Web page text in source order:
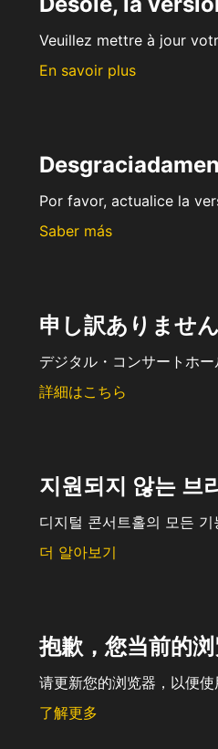
Veuillez mettre à jour
En savoir plus
Por favor, actualice la
Saber más
申し訳ありませ
デジタル・コンサートホ
詳細はこちら
지원되지 않는 브
디지털 콘서트홀의 모든
더 알아보기
抱歉，您当前的
请更新您的浏览器，以便使
了解更多